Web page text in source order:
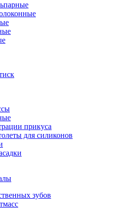
прикуса
для силиконов
зубов